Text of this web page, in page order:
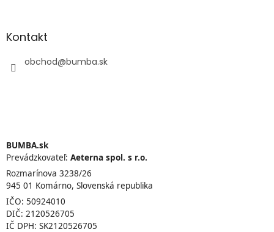
Kontakt
obchod@bumba.sk
BUMBA.sk
Prevádzkovateľ: Aeterna spol. s r.o.
Rozmarínova 3238/26
945 01 Komárno, Slovenská republika
IČO: 50924010
DIČ: 2120526705
IČ DPH: SK2120526705